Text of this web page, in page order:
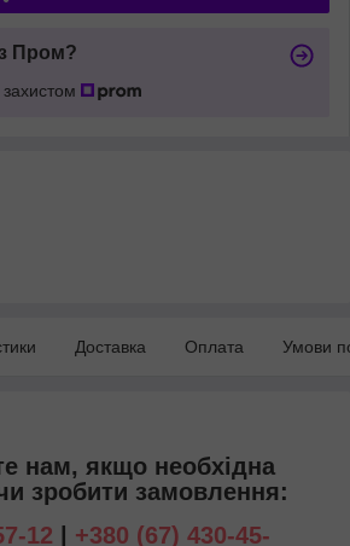
Пром?
Доставка Оплата Умови
нам, якщо необхідна
зробити замовлення:
12
+380 (67) 430-45-